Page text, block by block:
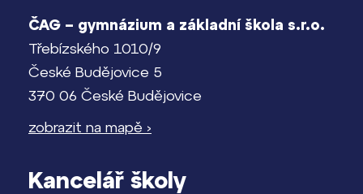
ČAG – gymnázium a základní škola s.r.o.
Třebízského 1010/9
České Budějovice 5
370 06 České Budějovice
zobrazit na mapě ›
Kancelář školy